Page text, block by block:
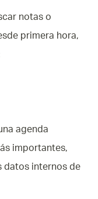
notas o
primera hora,
agenda
importantes,
datos internos de